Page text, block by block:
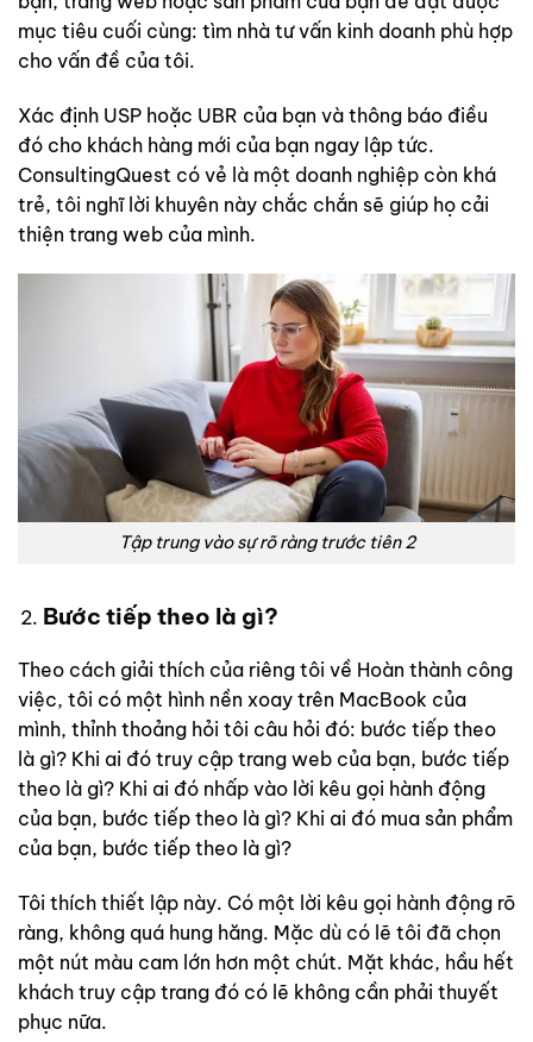
mục tiêu cuối cùng: tìm nhà tư vấn kinh doanh phù hợp
cho vấn đề của tôi.
Xác định USP hoặc UBR của bạn và thông báo điều
đó cho khách hàng mới của bạn ngay lập tức.
ConsultingQuest có vẻ là một doanh nghiệp còn khá
trẻ, tôi nghĩ lời khuyên này chắc chắn sẽ giúp họ cải
thiện trang web của mình.
Tập trung vào sự rõ ràng trước tiên 2
Bước tiếp theo là gì?
Theo cách giải thích của riêng tôi về Hoàn thành công
việc, tôi có một hình nền xoay trên MacBook của
mình, thỉnh thoảng hỏi tôi câu hỏi đó: bước tiếp theo
là gì? Khi ai đó truy cập trang web của bạn, bước tiếp
theo là gì? Khi ai đó nhấp vào lời kêu gọi hành động
của bạn, bước tiếp theo là gì? Khi ai đó mua sản phẩm
của bạn, bước tiếp theo là gì?
Tôi thích thiết lập này. Có một lời kêu gọi hành động rõ
ràng, không quá hung hăng. Mặc dù có lẽ tôi đã chọn
một nút màu cam lớn hơn một chút. Mặt khác, hầu hết
khách truy cập trang đó có lẽ không cần phải thuyết
phục nữa.